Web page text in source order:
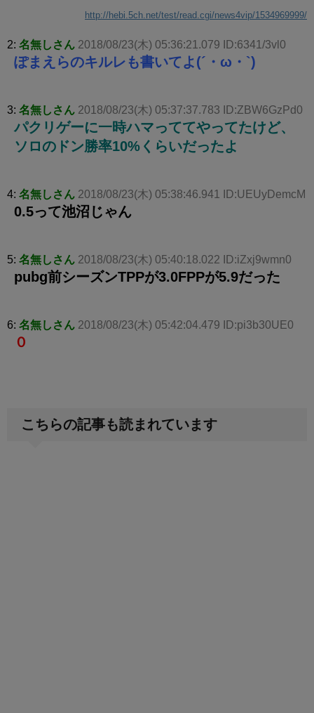
http://hebi.5ch.net/test/read.cgi/news4vip/1534969999/
2: 名無しさん 2018/08/23(木) 05:36:21.079 ID:6341/3vl0
ぽまえらのキルレも書いてよ(´・ω・`)
3: 名無しさん 2018/08/23(木) 05:37:37.783 ID:ZBW6GzPd0
パクリゲーに一時ハマっててやってたけど、
ソロのドン勝率10%くらいだったよ
4: 名無しさん 2018/08/23(木) 05:38:46.941 ID:UEUyDemcM
0.5って池沼じゃん
5: 名無しさん 2018/08/23(木) 05:40:18.022 ID:iZxj9wmn0
pubg前シーズンTPPが3.0FPPが5.9だった
6: 名無しさん 2018/08/23(木) 05:42:04.479 ID:pi3b30UE0
０
こちらの記事も読まれています